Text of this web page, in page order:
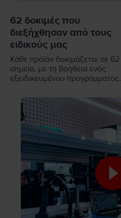
62 δοκιμές που
διεξήχθησαν από τους
ειδικούς μας
Κάθε προϊόν δοκιμάζεται σε 62
σημεία, με τη βοήθεια ενός
εξειδικευμένου προγράμματος.